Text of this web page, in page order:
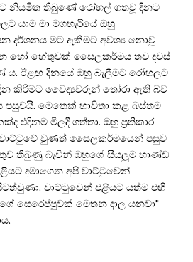
නියමිත තිබුණේ රෝහල් ගතවූ දිනට
යාම මා මගහැරියේ ඔහු
දර්ශනය මට දැකීමට අවශ්‍ය නොවූ
හෝ හේතුවක් සෛලකර්මය තව දවස්
ය. ඊළඟ දිනයේ ඔහු බැලීමට රෝහලට
කිරීමට වෛද්‍යවරුන් තෝරා ඇති බව
පසුවයි. මෙතෙක් භාවිතා කළ බස්තම
එදිනම මිලදී ගත්තා. ඔහු ප්‍රතිකාර
වාට්ටුවේ වුණත් සෛලකර්මයෙන් පසුව
තිබුණු බැවින් ඔහුගේ සියලුම භාණ්ඩ
දමාගෙන අපි වාට්ටුවෙන්
වාට්ටුවෙන් එළියට යත්ම එහි
සෙරෙප්පුවක් මෙතන දාල යනවා"